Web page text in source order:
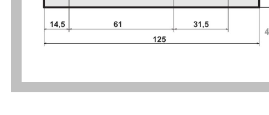
Összes engedélyezése